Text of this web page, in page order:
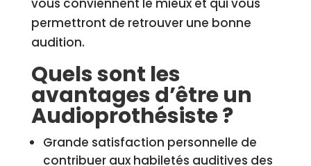
vous conviennent le mieux et qui vous
permettront de retrouver une bonne
audition.
Quels sont les
avantages d’être un
Audioprothésiste ?
Grande satisfaction personnelle de
contribuer aux habiletés auditives des